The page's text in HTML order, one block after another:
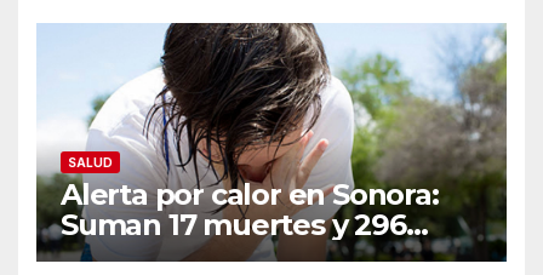
SALUD
Alerta por calor en Sonora:
Suman 17 muertes y 296
casos; estas son las